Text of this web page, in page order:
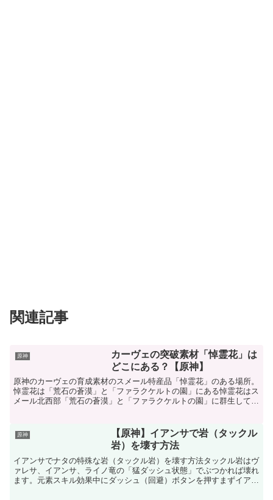
関連記事
原神
カーヴェの突破素材「悼霊花」は
どこにある？【原神】
原神のカーヴェの育成素材のスメール特産品「悼霊花」のある場所。
悼霊花は「荒石の蒼漠」と「ファラクケルトの園」にある悼霊花はス
メール北西部「荒石の蒼漠」と「ファラクケルトの園」に群生してい
原神
【原神】イアンサで岩（タックル
岩）を壊す方法
イアンサでナタの特殊な岩（タックル岩）を壊す方法タックル岩はヴ
ァレサ、イアンサ、ライノ竜の「猛ダッシュ状態」でぶつかれば壊れ
ます。元素スキル効果中にダッシュ（回避）ボタンを押すまずイアン